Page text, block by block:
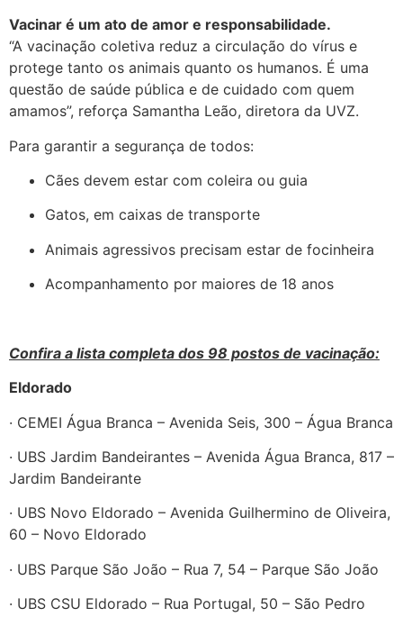
Vacinar é um ato de amor e responsabilidade.
“A vacinação coletiva reduz a circulação do vírus e
protege tanto os animais quanto os humanos. É uma
questão de saúde pública e de cuidado com quem
amamos”, reforça Samantha Leão, diretora da UVZ.
Para garantir a segurança de todos:
Cães devem estar com coleira ou guia
Gatos, em caixas de transporte
Animais agressivos precisam estar de focinheira
Acompanhamento por maiores de 18 anos
Confira a lista completa dos 98 postos de vacinação:
Eldorado
· CEMEI Água Branca – Avenida Seis, 300 – Água Branca
· UBS Jardim Bandeirantes – Avenida Água Branca, 817 –
Jardim Bandeirante
· UBS Novo Eldorado – Avenida Guilhermino de Oliveira,
60 – Novo Eldorado
· UBS Parque São João – Rua 7, 54 – Parque São João
· UBS CSU Eldorado – Rua Portugal, 50 – São Pedro